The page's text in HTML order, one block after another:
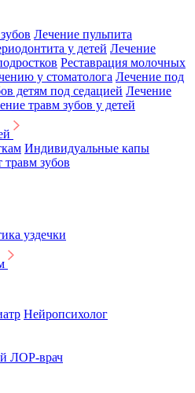
Лечение пульпита
у детей Лечение
Реставрация молочных
у стоматолога Лечение под
детям под седацией Лечение
травм зубов у детей
Индивидуальные капы
зубов
уздечки
Нейропсихолог
ЛОР-врач